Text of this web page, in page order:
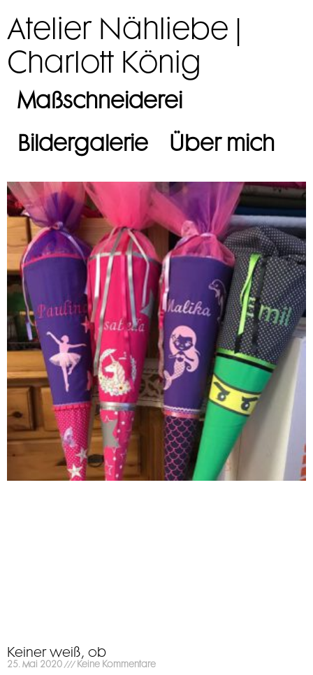
Atelier Nähliebe |
Charlott König
Maßschneiderei
Bildergalerie
Über mich
Keiner weiß, ob
25. Mai 2020 Keine Kommentare